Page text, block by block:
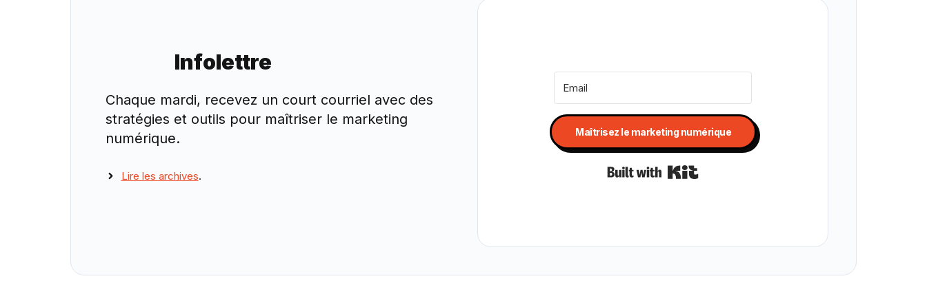
Infolettre
Chaque mardi, recevez un court courriel avec des
stratégies et outils pour maîtriser le marketing
numérique.
Lire les archives.
Maîtrisez le marketing numérique